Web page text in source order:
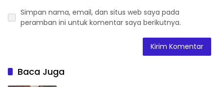
Simpan nama, email, dan situs web saya pada
peramban ini untuk komentar saya berikutnya.
Baca Juga